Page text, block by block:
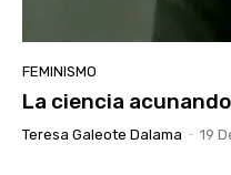
FEMINISMO
La ciencia
Teresa Galeote Dalama - 19